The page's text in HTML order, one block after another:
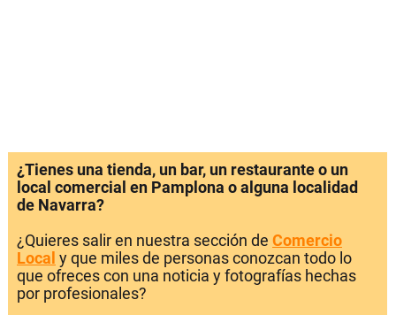
¿Tienes una tienda, un bar, un restaurante o un
local comercial en Pamplona o alguna localidad
de Navarra?
¿Quieres salir en nuestra sección de Comercio
Local y que miles de personas conozcan todo lo
que ofreces con una noticia y fotografías hechas
por profesionales?